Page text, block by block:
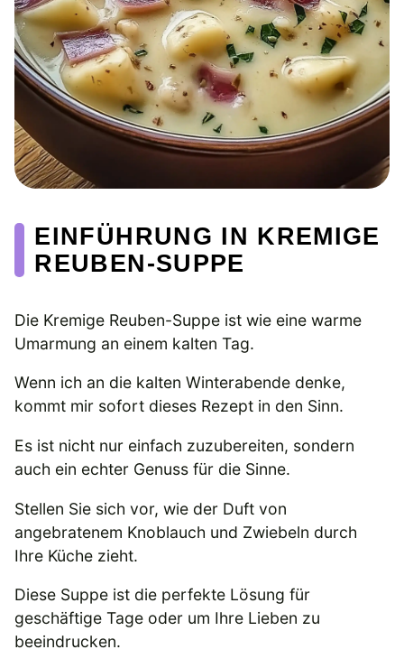
EINFÜHRUNG IN KREMIGE
REUBEN-SUPPE
Die Kremige Reuben-Suppe ist wie eine warme
Umarmung an einem kalten Tag.
Wenn ich an die kalten Winterabende denke,
kommt mir sofort dieses Rezept in den Sinn.
Es ist nicht nur einfach zuzubereiten, sondern
auch ein echter Genuss für die Sinne.
Stellen Sie sich vor, wie der Duft von
angebratenem Knoblauch und Zwiebeln durch
Ihre Küche zieht.
Diese Suppe ist die perfekte Lösung für
geschäftige Tage oder um Ihre Lieben zu
beeindrucken.